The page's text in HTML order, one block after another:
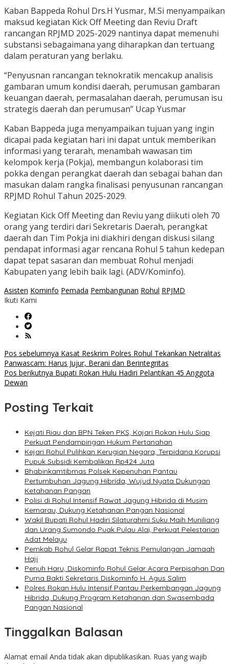
Kaban Bappeda Rohul Drs.H Yusmar, M.Si menyampaikan
maksud kegiatan Kick Off Meeting dan Reviu Draft
rancangan RPJMD 2025-2029 nantinya dapat memenuhi
substansi sebagaimana yang diharapkan dan tertuang
dalam peraturan yang berlaku.
“Penyusnan rancangan teknokratik mencakup analisis
gambaran umum kondisi daerah, perumusan gambaran
keuangan daerah, permasalahan daerah, perumusan isu
strategis daerah dan perumusan” Ucap Yusmar
Kaban Bappeda juga menyampaikan tujuan yang ingin
dicapai pada kegiatan hari ini dapat untuk memberikan
informasi yang terarah, menambah wawasan tim
kelompok kerja (Pokja), membangun kolaborasi tim
pokka dengan perangkat daerah dan sebagai bahan dan
masukan dalam rangka finalisasi penyusunan rancangan
RPJMD Rohul Tahun 2025-2029.
Kegiatan Kick Off Meeting dan Reviu yang diikuti oleh 70
orang yang terdiri dari Sekretaris Daerah, perangkat
daerah dan Tim Pokja ini diakhiri dengan diskusi silang
pendapat informasi agar rencana Rohul 5 tahun kedepan
dapat tepat sasaran dan membuat Rohul menjadi
Kabupaten yang lebih baik lagi. (ADV/Kominfo).
Asisten Kominfo Pemada Pembangunan Rohul RPJMD
Ikuti Kami
Navigasi
pos
Pos sebelumnya Kasat Reskrim Polres Rohul Tekankan Netralitas
Panwascam: Harus Jujur, Berani dan Berintegritas
Pos berikutnya Bupati Rokan Hulu Hadiri Pelantikan 45 Anggota
Dewan
Posting Terkait
Kejati Riau dan BPN Teken PKS, Kajari Rokan Hulu Siap
Perkuat Pendampingan Hukum Pertanahan
Kejari Rohul Pulihkan Kerugian Negara, Terpidana Korupsi
Pupuk Subsidi Kembalikan Rp424 Juta
Bhabinkamtibmas Polsek Kepenuhan Pantau
Pertumbuhan Jagung Hibrida, Wujud Nyata Dukungan
Ketahanan Pangan
Polisi di Rohul Intensif Rawat Jagung Hibrida di Musim
Kemarau, Dukung Ketahanan Pangan Nasional
Wakil Bupati Rohul Hadiri Silaturahmi Suku Maih Muniliang
dan Urang Sumondo Puak Pulau Alai, Perkuat Pelestarian
Adat Melayu
Pemkab Rohul Gelar Rapat Teknis Pemulangan Jamaah
Haji
Penuh Haru, Diskominfo Rohul Gelar Acara Perpisahan Dan
Purna Bakti Sekretaris Diskominfo H. Agus Salim
Polres Rokan Hulu Intensif Pantau Perkembangan Jagung
Hibrida, Dukung Program Ketahanan dan Swasembada
Pangan Nasional
Tinggalkan Balasan
Alamat email Anda tidak akan dipublikasikan. Ruas yang wajib